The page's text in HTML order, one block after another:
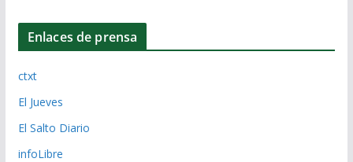
Enlaces de prensa
ctxt
El Jueves
El Salto Diario
infoLibre